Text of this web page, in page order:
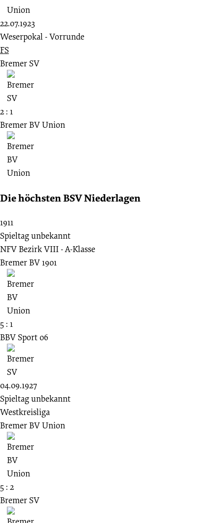
22.07.1923
Weserpokal - Vorrunde
FS
Bremer SV
2 : 1
Bremer BV Union
Die höchsten BSV Niederlagen
1911
Spieltag unbekannt
NFV Bezirk VIII - A-Klasse
Bremer BV 1901
5 : 1
BBV Sport 06
04.09.1927
Spieltag unbekannt
Westkreisliga
Bremer BV Union
5 : 2
Bremer SV